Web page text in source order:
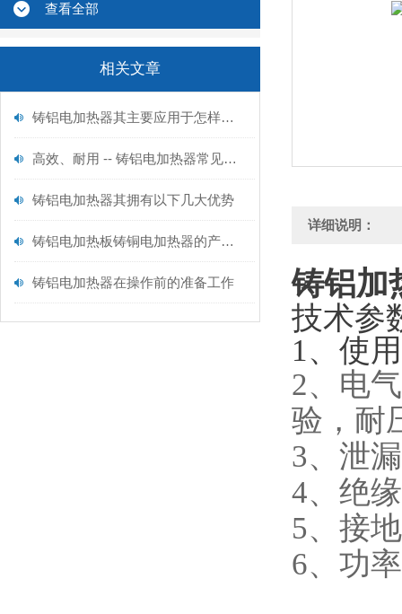
查看全部
相关文章
铸铝电加热器其主要应用于怎样的领域呢？
高效、耐用 -- 铸铝电加热器常见问题及解决方法
铸铝电加热器其拥有以下几大优势
铸铝电加热板铸铜电加热器的产品功能及产品用途
铸铝电加热器在操作前的准备工作
详细说明：
铸铝加
技术参
1、使
2、电
验，耐
3、泄
4、绝
5、接
6、功